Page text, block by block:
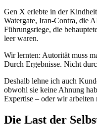
Gen X erlebte in der
Watergate, Iran-Contra, die
Führungsriege, die
leer waren.
Wir lernten: Autorität muss
Durch Ergebnisse. Nicht
Deshalb lehne ich auch
obwohl sie keine Ahnung
Expertise – oder wir arbeiten
Die Last der